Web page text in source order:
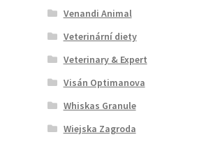
Venandi Animal
Veterinární diety
Veterinary & Expert
Visán Optimanova
Whiskas Granule
Wiejska Zagroda